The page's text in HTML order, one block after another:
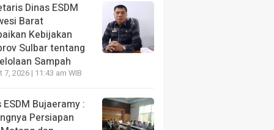
ago
Dinas ESDM
Barat
Kebijakan
Sulbar tentang
Sampah
7, 2026 | 11:43 am WIB
ESDM Bujaeramy :
Persiapan